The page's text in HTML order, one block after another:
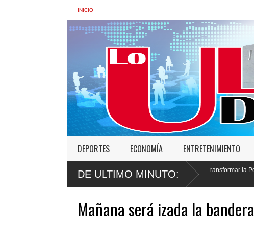
INICIO
DEPORTES ECONOMÍA ENTRETENIMIENTO
DE ULTIMO MINUTO:
de Interior: “No vamos a desistir en nuestro empeño de transformar la Policía”, y
Mañana será izada la